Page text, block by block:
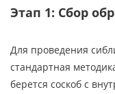
Этап 1: Сбор
Для проведения
стандартная
берется соскоб с